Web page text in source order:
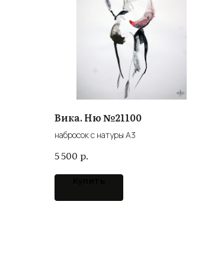
Вика. Ню №21100
набросок с натуры А3
5 500 р.